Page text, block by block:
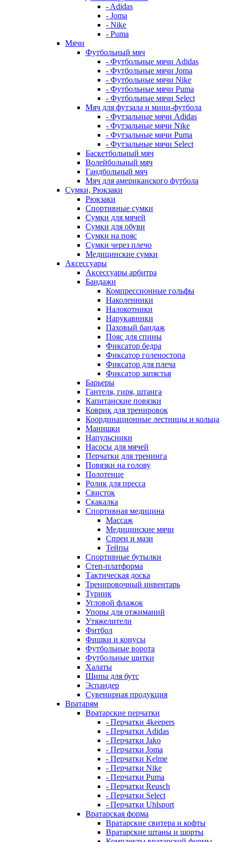
- Adidas
- Joma
- Nike
- Puma
Мячи
Футбольный мяч
- Футбольные мячи Adidas
- Футбольные мячи Joma
- Футбольные мячи Nike
- Футбольные мячи Puma
- Футбольные мячи Select
Мяч для футзала и мини-футбола
- Футзальные мячи Adidas
- Футзальные мячи Nike
- Футзальные мячи Puma
- Футзальные мячи Select
Баскетбольный мяч
Волейбольный мяч
Гандбольный мяч
Мяч для американского футбола
Сумки, Рюкзаки
Рюкзаки
Спортивные сумки
Сумки для мячей
Сумки для обуви
Сумки на пояс
Сумки через плечо
Медицинские сумки
Аксессуары
Аксессуары арбитра
Бандажи
Компрессионные гольфы
Наколенники
Налокотники
Нарукавники
Паховый бандаж
Пояс для спины
Фиксатор бедра
Фиксатор голеностопа
Фиксатор для плеча
Фиксатор запястья
Барьеры
Гантеля, гиря, штанга
Капитанские повязки
Коврик для тренировок
Координационные лестницы и кольца
Манишки
Напульсники
Насосы для мячей
Перчатки для тренинга
Повязки на голову
Полотенце
Ролик для пресса
Свисток
Скакалка
Спортивная медицина
Массаж
Медицинские мячи
Спреи и мази
Тейпы
Спортивные бутылки
Степ-платформа
Тактическая доска
Тренировочный инвентарь
Турник
Угловой флажок
Упоры для отжиманий
Утяжелители
Фитбол
Фишки и конусы
Футбольные ворота
Футбольные щитки
Халаты
Шипы для бутс
Эспандер
Сувенирная продукция
Вратарям
Вратарские перчатки
- Перчатки 4keepers
- Перчатки Adidas
- Перчатки Jako
- Перчатки Joma
- Перчатки Kelme
- Перчатки Nike
- Перчатки Puma
- Перчатки Reusch
- Перчатки Select
- Перчатки Uhlsport
Вратарская форма
Вратарские свитера и кофты
Вратарские штаны и шорты